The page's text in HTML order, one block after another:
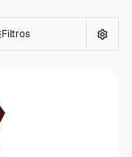
Filtros